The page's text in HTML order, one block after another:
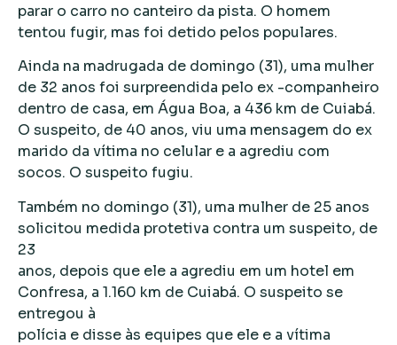
parar o carro no canteiro da pista. O homem
tentou fugir, mas foi detido pelos populares.
Ainda na madrugada de domingo (31), uma mulher
de 32 anos foi surpreendida pelo ex -companheiro
dentro de casa, em Água Boa, a 436 km de Cuiabá.
O suspeito, de 40 anos, viu uma mensagem do ex
marido da vítima no celular e a agrediu com
socos. O suspeito fugiu.
Também no domingo (31), uma mulher de 25 anos
solicitou medida protetiva contra um suspeito, de
23
anos, depois que ele a agrediu em um hotel em
Confresa, a 1.160 km de Cuiabá. O suspeito se
entregou à
polícia e disse às equipes que ele e a vítima